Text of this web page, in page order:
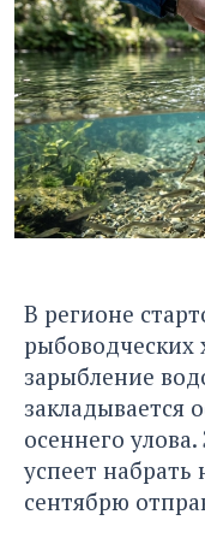
В регионе
рыбоводческих
зарыбление
закладывается
осеннего
успеет
сентябрю